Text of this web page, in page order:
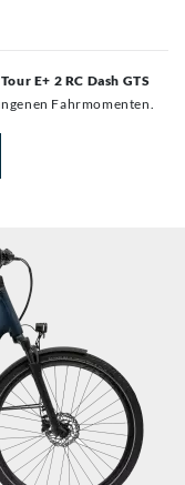
E+ 2 RC Dash GTS
Fahrmomenten.